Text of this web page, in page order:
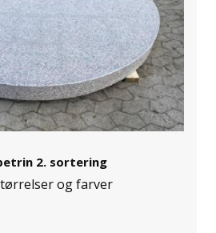
2. sortering
og farver